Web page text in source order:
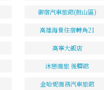
御宿汽車旅館(鼓山區)
高雄海景住宿轉角21
高寧大飯店
沐戀商旅 後驛館
金哈妮商務汽車旅館